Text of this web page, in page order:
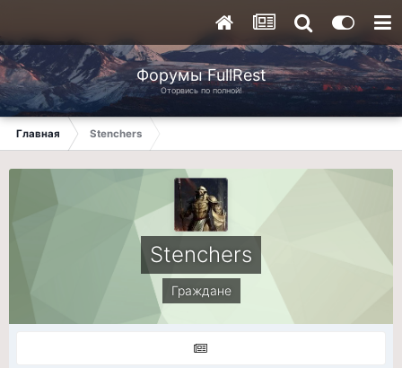
Форумы FullRest
Оторвись по полной!
Главная Stenchers
Stenchers
Граждане